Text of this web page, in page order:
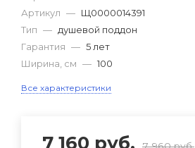
Артикул — Щ0000014391
Тип — душевой поддон
Гарантия — 5 лет
Ширина, см — 100
Все характеристики
7 160 руб.